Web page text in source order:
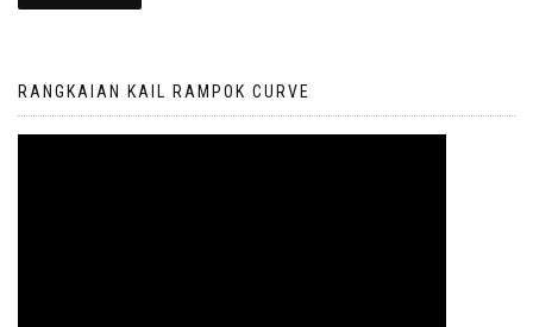
RANGKAIAN KAIL RAMPOK CURVE